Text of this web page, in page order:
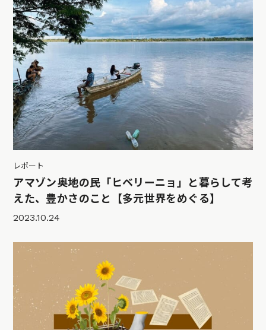
レポート
アマゾン奥地の民「ヒベリーニョ」と暮らして考
えた、豊かさのこと【多元世界をめぐる】
2023.10.24